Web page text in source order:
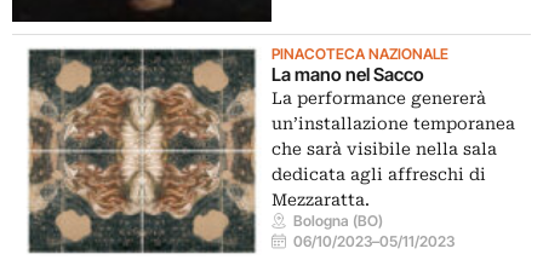
PINACOTECA NAZIONALE
La mano nel Sacco
La performance genererà
un’installazione temporanea
che sarà visibile nella sala
dedicata agli affreschi di
Mezzaratta.
Bologna (BO)
06/10/2023–05/11/2023